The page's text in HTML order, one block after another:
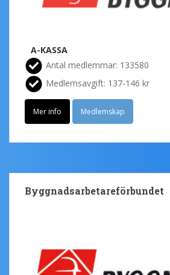
A-KASSA
Antal medlemmar: 133580
Medlemsavgift: 137-146 kr
Mer info Medlemskap
Byggnadsarbetareförbundet